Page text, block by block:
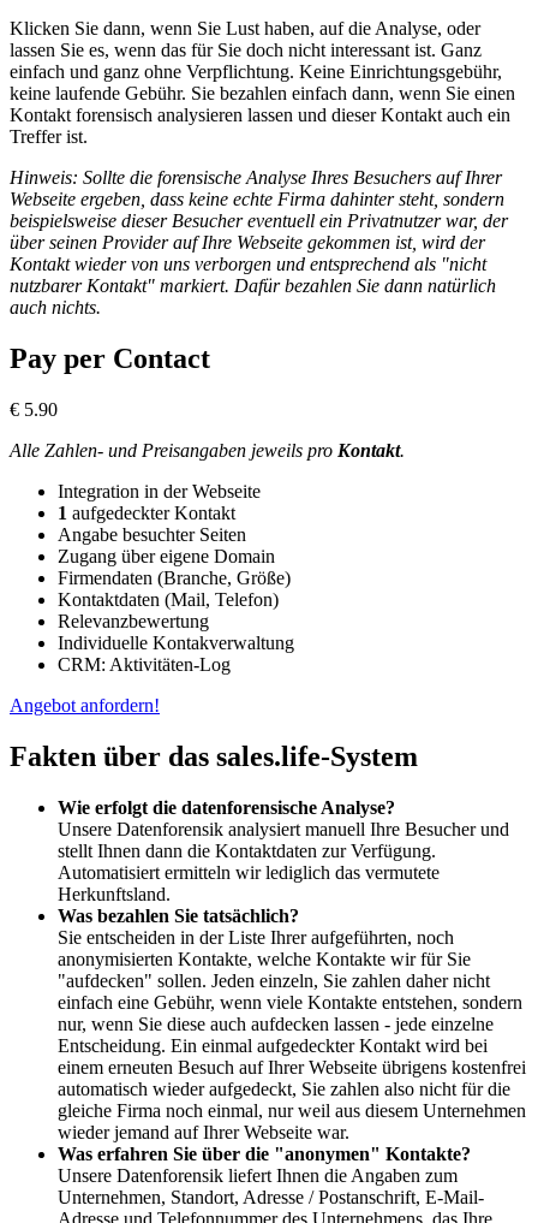
Klicken Sie dann, wenn Sie Lust haben, auf die Analyse, oder
lassen Sie es, wenn das für Sie doch nicht interessant ist. Ganz
einfach und ganz ohne Verpflichtung. Keine Einrichtungsgebühr,
keine laufende Gebühr. Sie bezahlen einfach dann, wenn Sie einen
Kontakt forensisch analysieren lassen und dieser Kontakt auch ein
Treffer ist.
Hinweis: Sollte die forensische Analyse Ihres Besuchers auf Ihrer
Webseite ergeben, dass keine echte Firma dahinter steht, sondern
beispielsweise dieser Besucher eventuell ein Privatnutzer war, der
über seinen Provider auf Ihre Webseite gekommen ist, wird der
Kontakt wieder von uns verborgen und entsprechend als "nicht
nutzbarer Kontakt" markiert. Dafür bezahlen Sie dann natürlich
auch nichts.
Pay per Contact
€ 5.90
Alle Zahlen- und Preisangaben jeweils pro Kontakt.
Integration in der Webseite
1 aufgedeckter Kontakt
Angabe besuchter Seiten
Zugang über eigene Domain
Firmendaten (Branche, Größe)
Kontaktdaten (Mail, Telefon)
Relevanzbewertung
Individuelle Kontakverwaltung
CRM: Aktivitäten-Log
Angebot anfordern!
Fakten über das sales.life-System
Wie erfolgt die datenforensische Analyse?
Unsere Datenforensik analysiert manuell Ihre Besucher und
stellt Ihnen dann die Kontaktdaten zur Verfügung.
Automatisiert ermitteln wir lediglich das vermutete
Herkunftsland.
Was bezahlen Sie tatsächlich?
Sie entscheiden in der Liste Ihrer aufgeführten, noch
anonymisierten Kontakte, welche Kontakte wir für Sie
"aufdecken" sollen. Jeden einzeln, Sie zahlen daher nicht
einfach eine Gebühr, wenn viele Kontakte entstehen, sondern
nur, wenn Sie diese auch aufdecken lassen - jede einzelne
Entscheidung. Ein einmal aufgedeckter Kontakt wird bei
einem erneuten Besuch auf Ihrer Webseite übrigens kostenfrei
automatisch wieder aufgedeckt, Sie zahlen also nicht für die
gleiche Firma noch einmal, nur weil aus diesem Unternehmen
wieder jemand auf Ihrer Webseite war.
Was erfahren Sie über die "anonymen" Kontakte?
Unsere Datenforensik liefert Ihnen die Angaben zum
Unternehmen, Standort, Adresse / Postanschrift, E-Mail-
Adresse und Telefonnummer des Unternehmens, das Ihre